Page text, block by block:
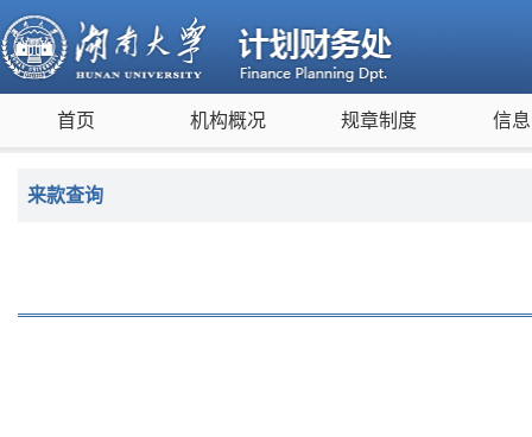
首页 机构概况 规章制度 信
来款查询